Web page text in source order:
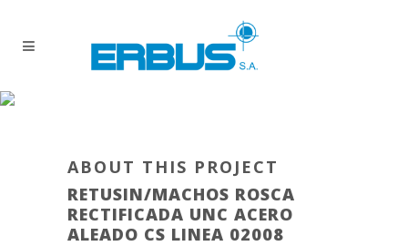
ABOUT THIS PROJECT
RETUSIN/MACHOS ROSCA
RECTIFICADA UNC ACERO
ALEADO CS LINEA 02008